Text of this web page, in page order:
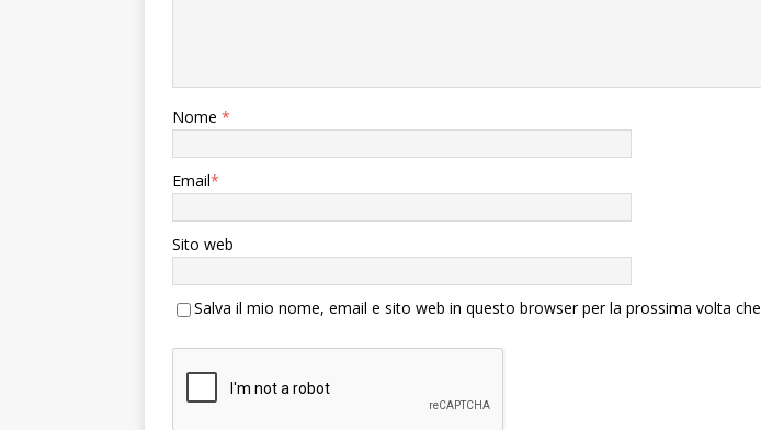
Nome *
Email*
Sito web
Salva il mio nome, email e sito web in questo browser per la prossima volta